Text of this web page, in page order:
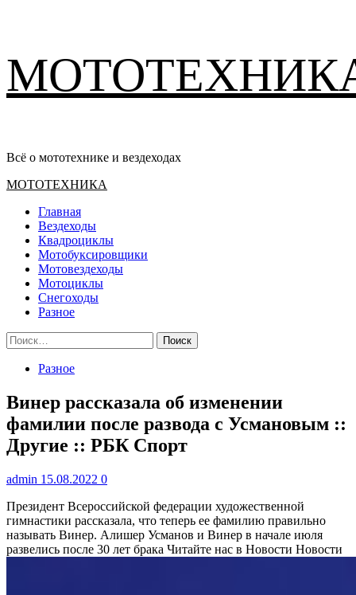
содержимому
Всё о мототехнике и вездеходах
Основное
МОТОТЕХНИКА
Главная
Вездеходы
Квадроциклы
Мотобуксировщики
Мотовездеходы
Мотоциклы
Снегоходы
Разное
Найти:
Разное
Винер рассказала об изменении
фамилии после развода с Усмановым ::
Другие :: РБК Спорт
admin 15.08.2022 0
Президент Всероссийской федерации художественной
гимнастики рассказала, что теперь ее фамилию правильно
называть Винер. Алишер Усманов и Винер в начале июля
развелись после 30 лет брака Читайте нас в Новости Новости